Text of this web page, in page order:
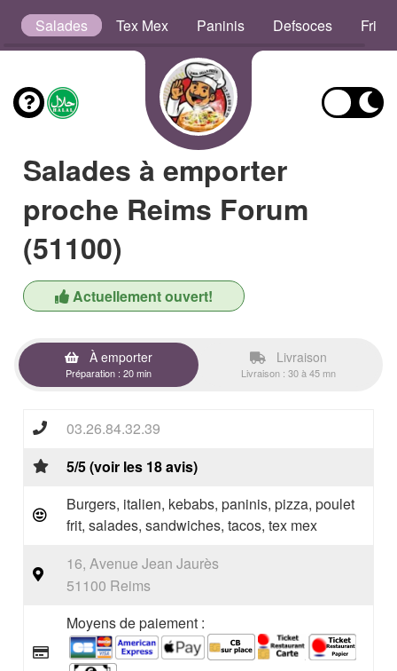
Salades Tex Mex Paninis Defsoces Frites
Salades à emporter
proche Reims Forum
(51100)
Actuellement ouvert!
À emporter
Préparation : 20 min
Livraison
Livraison : 30 à 45 mn
03.26.84.32.39
5/5 (voir les 18 avis)
Burgers, italien, kebabs, paninis, pizza, poulet
frit, salades, sandwiches, tacos, tex mex
16, Avenue Jean Jaurès
51100 Reims
Moyens de paiement :